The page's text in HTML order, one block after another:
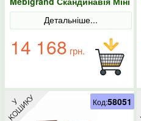
Горіх лісовий 80х190 з
ящикамиДетальніше...
14 168 грн.
Код:58051